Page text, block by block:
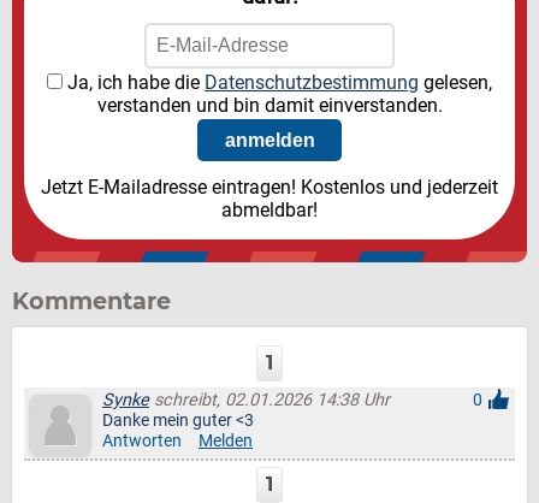
Ja, ich habe die Datenschutzbestimmung gelesen,
verstanden und bin damit einverstanden.
Jetzt E-Mailadresse eintragen! Kostenlos und jederzeit
abmeldbar!
Kommentare
1
Synkeschreibt, 02.01.2026 14:38 Uhr
0
Danke mein guter <3
Antworten
Melden
1